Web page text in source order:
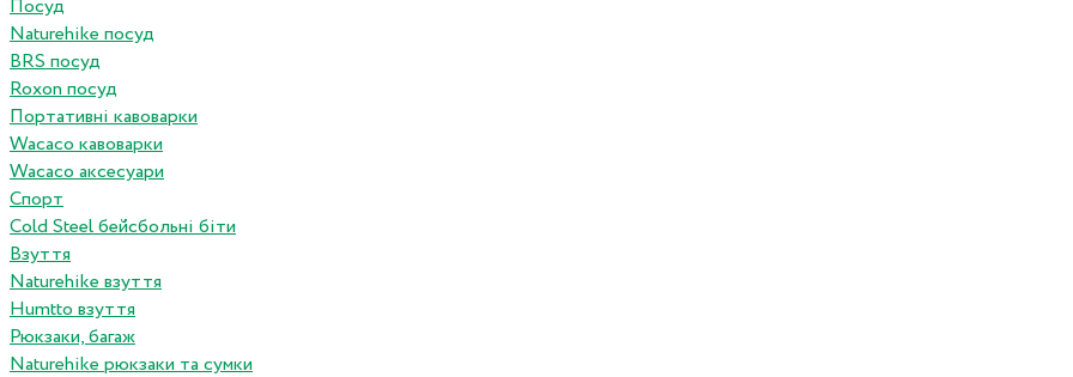
Посуд
Naturehike посуд
BRS посуд
Roxon посуд
Портативні кавоварки
Wacaco кавоварки
Wacaco аксесуари
Спорт
Cold Steel бейсбольні біти
Взуття
Naturehike взуття
Humtto взуття
Рюкзаки, багаж
Naturehike рюкзаки та сумки